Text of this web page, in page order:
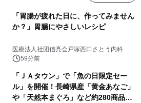
「胃腸が疲れた日に、作ってみません
か？」胃腸にやさしいレシピ
医療法人社団信亮会戸塚西口さとう内科
59分前
「ＪＡタウン」で「魚の日限定セー
ル」を開催！長崎県産「黄金あなご」
や「天然本まぐろ」など約280商品を